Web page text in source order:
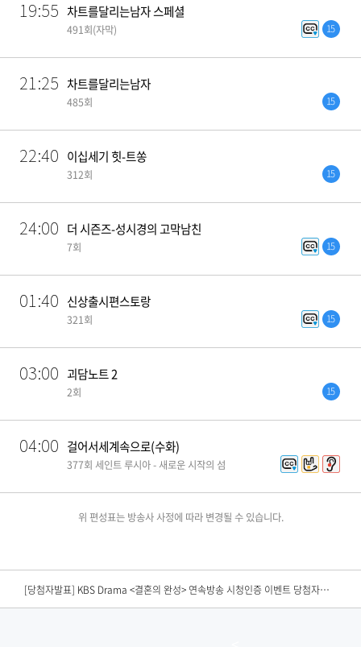
19:55 차트를달리는남자 스페셜
491회(자막) 15
21:25 차트를달리는남자
485회 15
22:40 이십세기 힛-트쏭
312회 15
24:00 더 시즌즈-성시경의 고막남친
7회 15
01:40 신상출시편스토랑
321회 15
03:00 괴담노트 2
2회 15
04:00 걸어서세계속으로(수화)
377회 세인트 루시아 - 새로운 시작의 섬
위 편성표는 방송사 사정에 따라 변경될 수 있습니다.
[당첨자발표] KBS Drama <결혼의 완성> 연속방송 시청인증 이벤트 당첨자 발표